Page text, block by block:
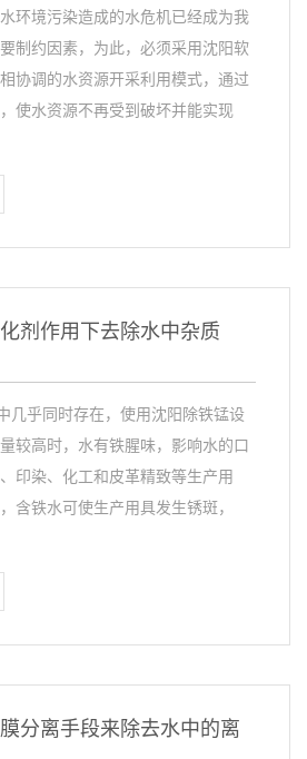
环境污染造成的水危机已经成为我
制约因素，为此，必须采用沈阳软
协调的水资源开采利用模式，通过
使水资源不再受到破坏并能实现
剂作用下去除水中杂质
几乎同时存在，使用沈阳除铁锰设
较高时，水有铁腥味，影响水的口
印染、化工和皮革精致等生产用
含铁水可使生产用具发生锈斑，
分离手段来除去水中的离